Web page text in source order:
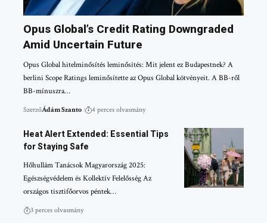
Opus Global’s Credit Rating Downgraded
Amid Uncertain Future
Opus Global hitelminősítés leminősítés: Mit jelent ez Budapestnek? A
berlini Scope Ratings leminősítette az Opus Global kötvényeit. A BB-ről
BB-mínuszra…
SzerzőÁdám Szanto 4 perces olvasmány
Heat Alert Extended: Essential Tips
for Staying Safe
Hőhullám Tanácsok Magyarország 2025:
Egészségvédelem és Kollektív Felelősség Az
országos tisztifőorvos péntek…
3 perces olvasmány